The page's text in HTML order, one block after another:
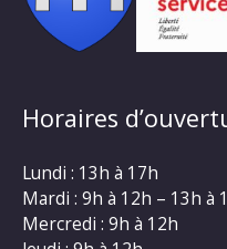
Horaires
Lundi : 13h à 17h
Mardi : 9h à 12h – 13h à
Mercredi : 9h à 12h